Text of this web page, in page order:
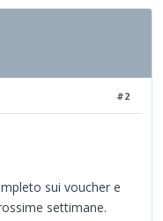
#2
sui voucher e
settimane.